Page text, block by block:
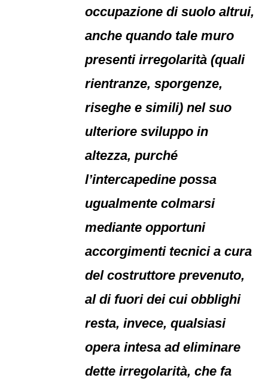
occupazione di suolo altrui,
anche quando tale muro
presenti irregolarità (quali
rientranze, sporgenze,
riseghe e simili) nel suo
ulteriore sviluppo in
altezza, purché
l’intercapedine possa
ugualmente colmarsi
mediante opportuni
accorgimenti tecnici a cura
del costruttore prevenuto,
al di fuori dei cui obblighi
resta, invece, qualsiasi
opera intesa ad eliminare
dette irregolarità, che fa